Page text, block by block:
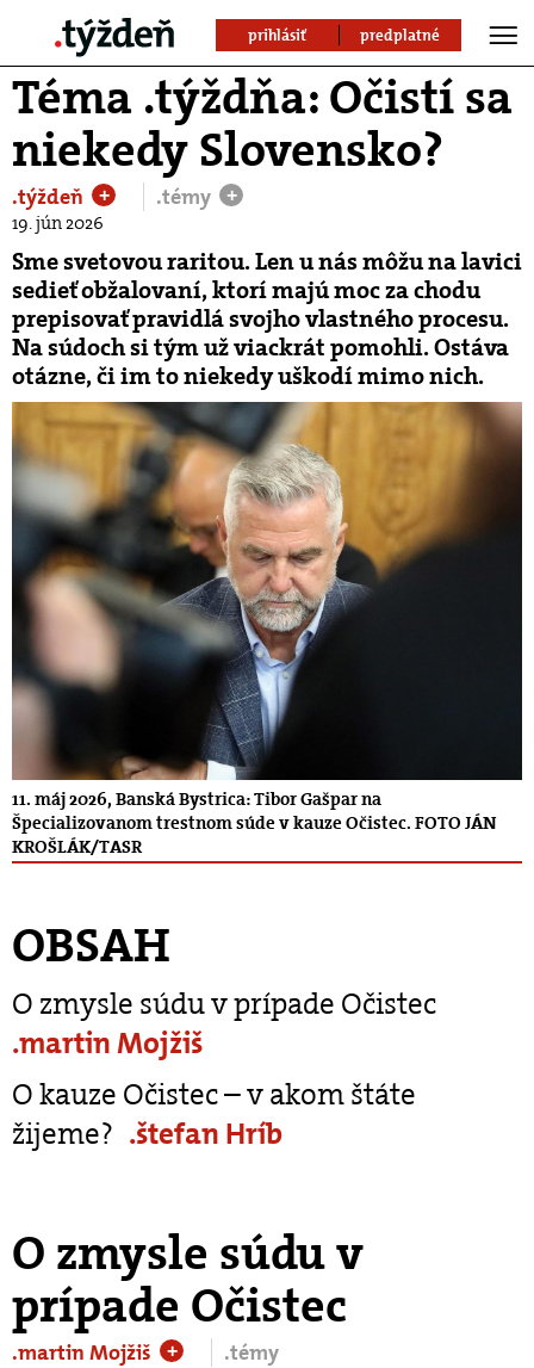
prihlásiť predplatné
Téma .týždňa: Očistí sa
niekedy Slovensko?
.týždeň + .témy +
19. jún 2026
Sme svetovou raritou. Len u nás môžu na lavici
sedieť obžalovaní, ktorí majú moc za chodu
prepisovať pravidlá svojho vlastného procesu.
Na súdoch si tým už viackrát pomohli. Ostáva
otázne, či im to niekedy uškodí mimo nich.
11. máj 2026, Banská Bystrica: Tibor Gašpar na
Špecializovanom trestnom súde v kauze Očistec. FOTO JÁN
KROŠLÁK/TASR
OBSAH
O zmysle súdu v prípade Očistec
.martin Mojžiš
O kauze Očistec – v akom štáte
žijeme? .štefan Hríb
O zmysle súdu v
prípade Očistec
.martin Mojžiš + .témy